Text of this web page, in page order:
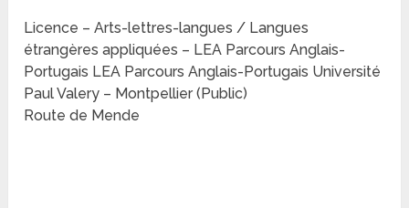
Licence – Arts-lettres-langues / Langues
étrangères appliquées – LEA Parcours Anglais-
Portugais LEA Parcours Anglais-Portugais Université
Paul Valery – Montpellier (Public)
Route de Mende